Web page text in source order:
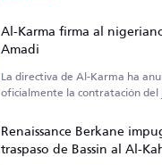
Al-Karma firma al
Amadi
La directiva de Al-Karma ha
oficialmente la contratación del
Renaissance Berkane
traspaso de Bassin al Al-